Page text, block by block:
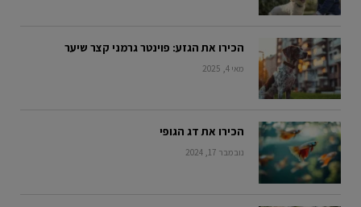
הכירו את הגזע: פוינטר גרמני קצר שיער
מאי 4, 2025
הכירו את דג הגופי
נובמבר 17, 2024